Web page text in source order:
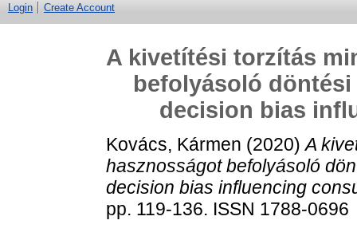
Login Create Account
A kivetítési torzítás
befolyásoló
decision bias
Kovács, Kármen (2020)A
hasznosságot befolyásoló
decision bias influencing
pp. 119-136. ISSN 1788-0696